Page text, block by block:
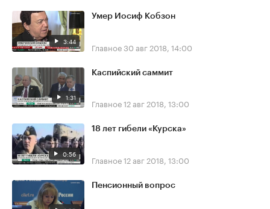
3:44
Умер Иосиф Кобзон
Главное30 авг 2018, 14:00
1:31
Каспийский саммит
Главное12 авг 2018, 13:00
0:56
18 лет гибели «Курска»
Главное12 авг 2018, 13:00
Пенсионный вопрос